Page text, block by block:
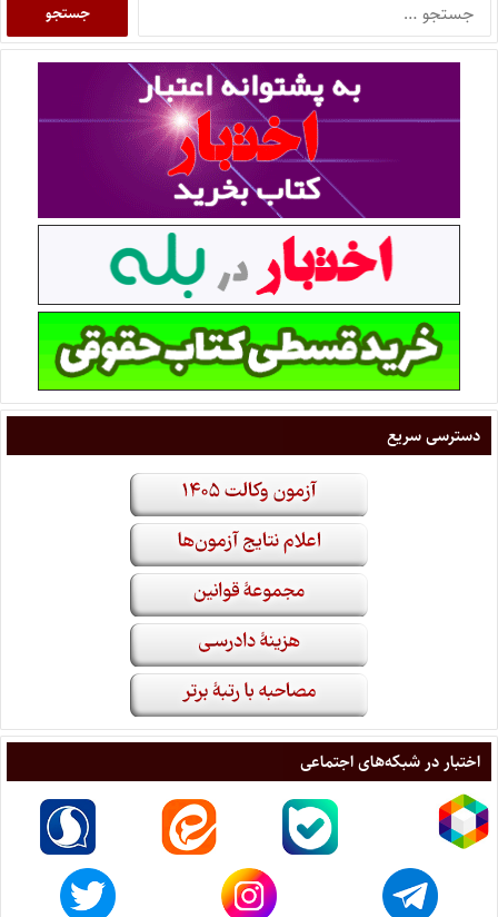
دسترسی سریع
اختبار در شبکه‌های اجتماعی